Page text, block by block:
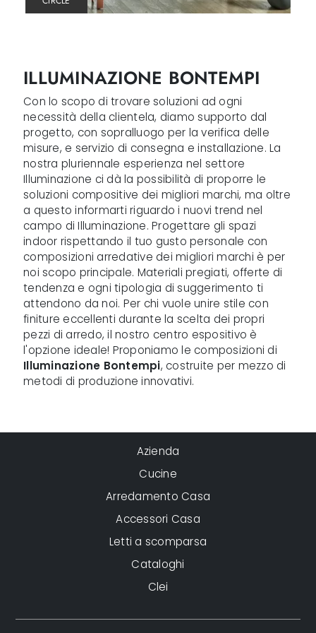
ILLUMINAZIONE BONTEMPI
Con lo scopo di trovare soluzioni ad ogni
necessità della clientela, diamo supporto dal
progetto, con sopralluogo per la verifica delle
misure, e servizio di consegna e installazione. La
nostra pluriennale esperienza nel settore
Illuminazione ci dà la possibilità di proporre le
soluzioni compositive dei migliori marchi, ma oltre
a questo informarti riguardo i nuovi trend nel
campo di Illuminazione. Progettare gli spazi
indoor rispettando il tuo gusto personale con
composizioni arredative dei migliori marchi è per
noi scopo principale. Materiali pregiati, offerte di
tendenza e ogni tipologia di suggerimento ti
attendono da noi. Per chi vuole unire stile con
finiture eccellenti durante la scelta dei propri
pezzi di arredo, il nostro centro espositivo è
l'opzione ideale! Proponiamo le composizioni di
Illuminazione Bontempi, costruite per mezzo di
metodi di produzione innovativi.
Azienda
Cucine
Arredamento Casa
Accessori Casa
Letti a scomparsa
Cataloghi
Clei